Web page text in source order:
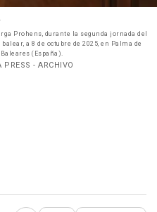
Prohens, durante la segunda jornada del
a 8 de octubre de 2025, en Palma de
(España).
- ARCHIVO